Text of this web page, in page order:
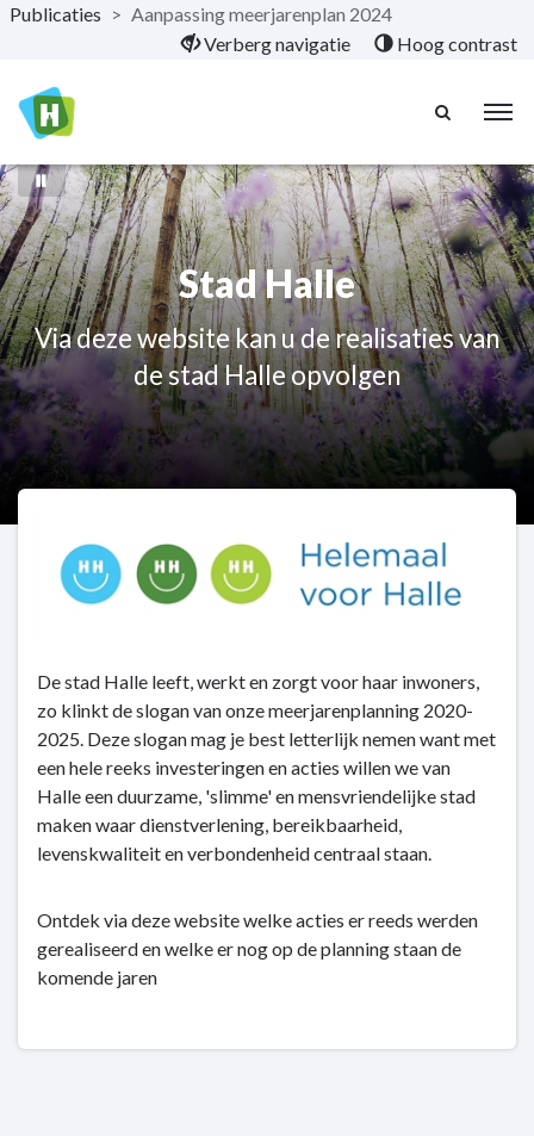
Naar hoofdinhoud
Publicaties > Aanpassing meerjarenplan 2024
Verberg navigatie
Hoog contrast
Stad Halle
Via deze website kan u de realisaties van
de stad Halle opvolgen
De stad Halle leeft, werkt en zorgt voor haar inwoners,
zo klinkt de slogan van onze meerjarenplanning 2020-
2025. Deze slogan mag je best letterlijk nemen want met
een hele reeks investeringen en acties willen we van
Halle een duurzame, 'slimme' en mensvriendelijke stad
maken waar dienstverlening, bereikbaarheid,
levenskwaliteit en verbondenheid centraal staan.
Ontdek via deze website welke acties er reeds werden
gerealiseerd en welke er nog op de planning staan de
komende jaren